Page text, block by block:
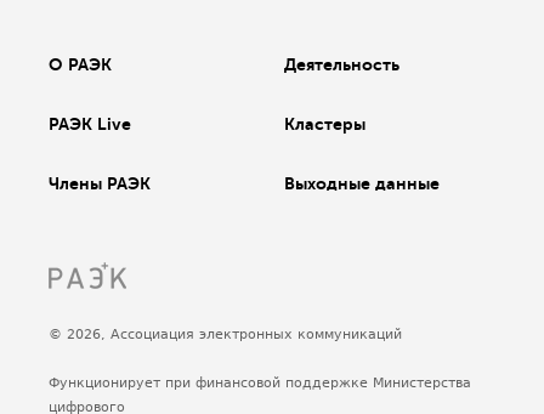
О РАЭК Деятельность
РАЭК Live Кластеры
Члены РАЭК Выходные данные
© 2026, Ассоциация электронных коммуникаций
Функционирует при финансовой поддержке Министерства
цифрового